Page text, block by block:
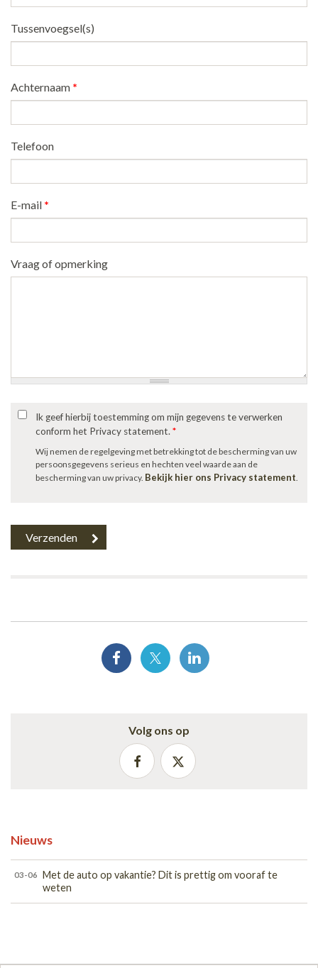
Tussenvoegsel(s)
Achternaam *
Telefoon
E-mail *
Vraag of opmerking
Ik geef hierbij toestemming om mijn gegevens te verwerken
conform het Privacy statement. *
Wij nemen de regelgeving met betrekking tot de bescherming van uw
persoonsgegevens serieus en hechten veel waarde aan de
bescherming van uw privacy. Bekijk hier ons Privacy statement.
Volg ons op
Nieuws
03-06
Met de auto op vakantie? Dit is prettig om vooraf te
weten